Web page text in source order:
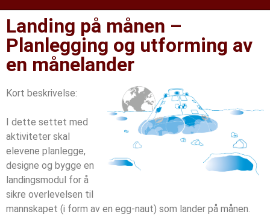
Landing på månen –
Planlegging og utforming av
en månelander
Kort beskrivelse:
I dette settet med
aktiviteter skal
elevene planlegge,
designe og bygge en
landingsmodul for å
sikre overlevelsen til
mannskapet (i form av en egg-naut) som lander på månen.